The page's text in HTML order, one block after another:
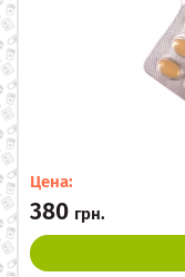
Цена:
380 грн.